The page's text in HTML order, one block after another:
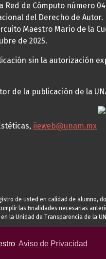
Aviso de Privacidad
de Cómputo número 04-
del Derecho de
Maestro Mario de la
de 2025.
sin la autorización
de la publicación de la
iieweb@unam.mx
de usted en calidad de alumno,
las finalidades necesarias
la Unidad de Transparencia de la